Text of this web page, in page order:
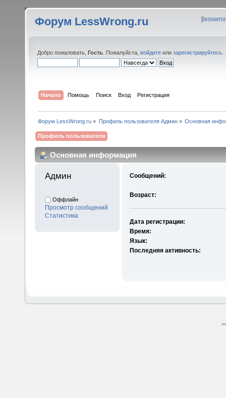
Форум LessWrong.ru [
Добро пожаловать, Гость . Пожалуйста, войдите или зарегистрируйтесь
Начало Помощь Поиск Вход Регистрация
Форум LessWrong.ru » Профиль пользователя Админ» Основная
Профиль пользователя
Основная информация
Админ
Оффлайн
Просмотр сообщений
Статистика
Сообщений:
Возраст:
Дата регистрации:
Время:
Язык:
Последняя активность: